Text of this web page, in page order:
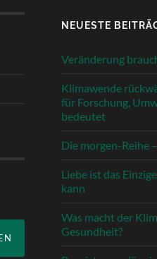
NEUESTE
Veränderung
Klimawende
für Forschung,
bedeutet
Die morgen-Reihe
Liebe ist das
kann
Was macht der
Gesundheit?